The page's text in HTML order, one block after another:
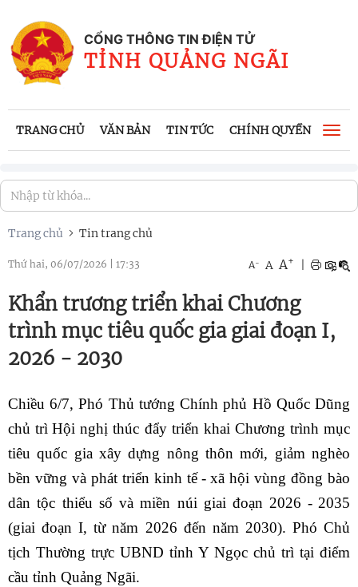
CỔNG THÔNG TIN ĐIỆN TỬ
TỈNH QUẢNG NGÃI
TRANG CHỦ VĂN BẢN TIN TỨC CHÍNH QUYỀN
Trang chủ Tin trang chủ
Thứ hai, 06/07/2026 17:33 A- A A+
Khẩn trương triển khai Chương
trình mục tiêu quốc gia giai đoạn I,
2026 - 2030
Chiều 6/7,Phó Thủ tướng Chính phủ Hồ Quốc Dũng
chủ trì Hội nghị thúc đẩy triển khai Chương trình mục
tiêu quốc gia xây dựng nông thôn mới, giảm nghèo
bền vững và phát triển kinh tế - xã hội vùng đồng bào
dân tộc thiểu số và miền núi giai đoạn 2026 - 2035
(giai đoạn I, từ năm 2026 đến năm 2030). Phó Chủ
tịch Thường trực UBND tỉnh Y Ngọc chủ trì tại điểm
cầu tỉnh Quảng Ngãi.